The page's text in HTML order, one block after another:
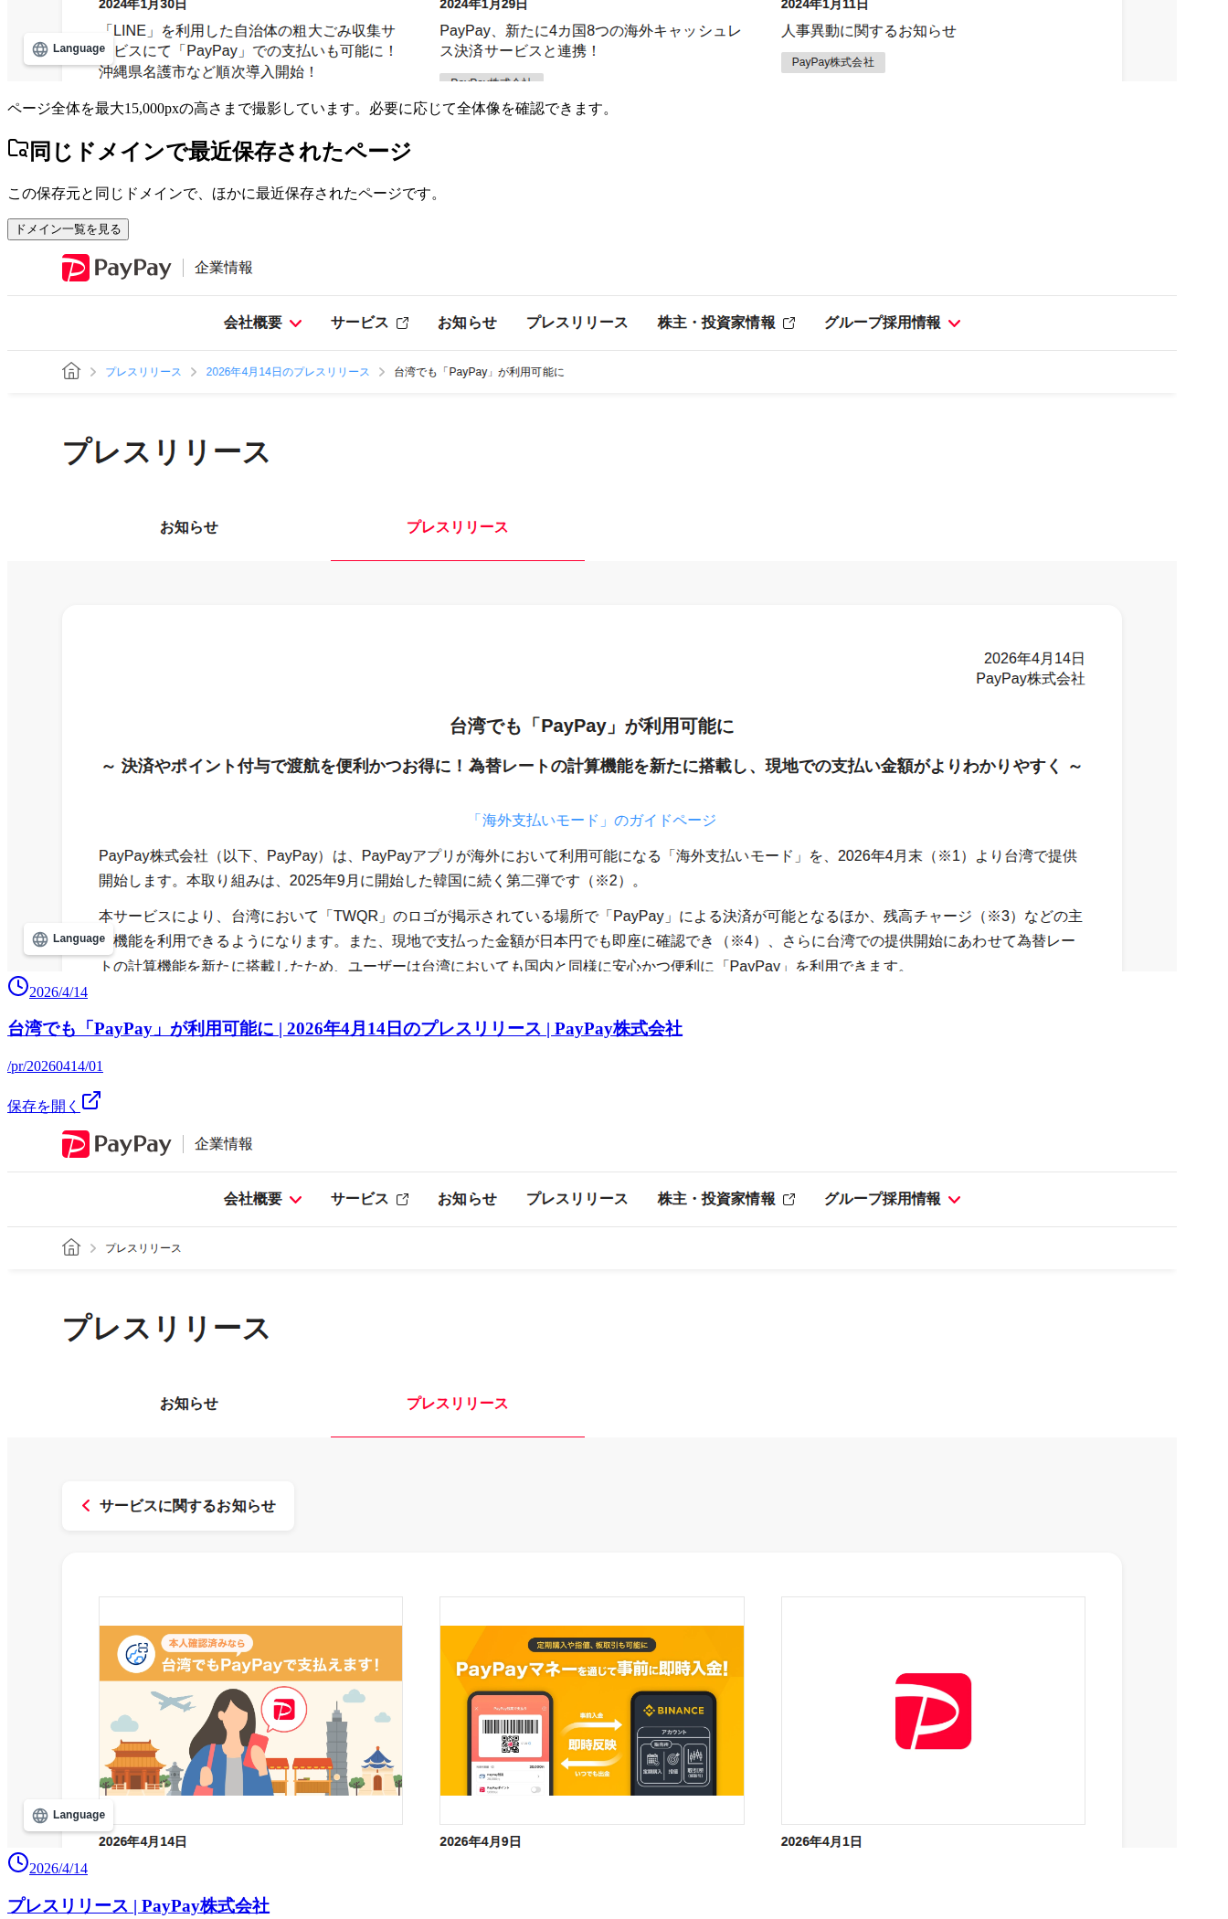
ページ全体を最大15,000pxの高さまで撮影しています。必要に応じて全体像を確認できます。
同じドメインで最近保存されたページ
この保存元と同じドメインで、ほかに最近保存されたページです。
ドメイン一覧を見る
2026/4/14
台湾でも「PayPay」が利用可能に | 2026年4月14日のプレスリリース | PayPay株式会社
/pr/20260414/01
保存を開く
2026/4/14
プレスリリース | PayPay株式会社